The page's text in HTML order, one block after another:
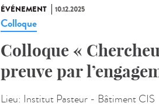
ÉVÉNEMENT 10.12.2025
Colloque
Colloque «
preuve par
Lieu: Institut Pasteur - Bâtiment CIS